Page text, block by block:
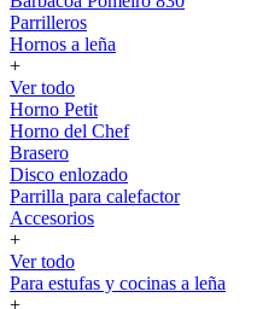
Parrilleros
Hornos a leña
+
Ver todo
Horno Petit
Horno del Chef
Brasero
Disco enlozado
Parrilla para calefactor
Accesorios
+
Ver todo
Para estufas y cocinas a leña
+